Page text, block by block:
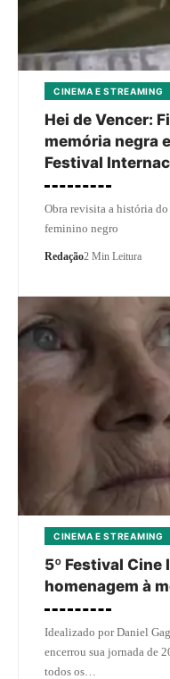
CINEMA E STREAMING
Hei de Vencer:
memória negra
Festival
Obra revisita a história
feminino negro
Redação2 Min Leitura
CINEMA E STREAMING
5º Festival Cine
homenagem à
Idealizado por Daniel
encerrou sua jornada de
todos os…